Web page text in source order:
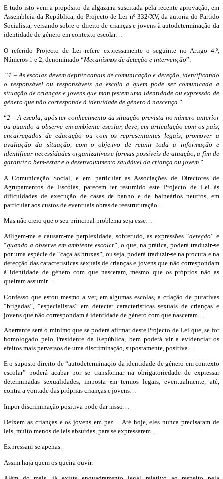
E tudo isto vem a propósito da algazarra suscitada pela recente aprovação, em
Assembleia da República, do Projecto de Lei nº 332/XV, da autoria do Partido
Socialista, versando sobre o direito de crianças e jovens à autodeterminação da
identidade de género em contexto escolar…
O referido Projecto de Lei refere expressamente o seguinte no Artigo 4.º,
Números 1 e 2, denominado “Mecanismos de deteção e intervenção”:
“1 – As escolas devem definir canais de comunicação e deteção, identificando
o responsável ou responsáveis na escola a quem pode ser comunicada a
situação de crianças e jovens que manifestem uma identidade ou expressão de
género que não corresponde à identidade de género à nascença .”
“2 – A escola, após ter conhecimento da situação prevista no número anterior
ou quando a observe em ambiente escolar, deve, em articulação com os pais,
encarregados de educação ou com os representantes legais, promover a
avaliação da situação, com o objetivo de reunir toda a informação e
identificar necessidades organizativas e formas possíveis de atuação, a fim de
garantir o bem-estar e o desenvolvimento saudável da criança ou jovem.”
A Comunicação Social, e em particular as Associações de Directores de
Agrupamentos de Escolas, parecem ter resumido este Projecto de Lei às
dificuldades de execução de casas de banho e de balneários neutros, em
particular aos custos de eventuais obras de reestruturação…
Mas não creio que o seu principal problema seja esse…
Afligem-me e causam-me perplexidade, sobretudo, as expressões “deteção” e
“quando a observe em ambiente escolar”, o que, na prática, poderá traduzir-se
por uma espécie de “caça às bruxas”, ou seja, poderá traduzir-se na procura e na
detecção das características sexuais de crianças e jovens que não correspondam
à identidade de género com que nasceram, mesmo que os próprios não as
queiram assumir…
Confesso que estou mesmo a ver, em algumas escolas, a criação de putativas
“brigadas”, “especialistas” em detectar características sexuais de crianças e
jovens que não correspondam à identidade de género com que nasceram…
Aberrante será o mínimo que se poderá afirmar deste Projecto de Lei que, se for
homologado pelo Presidente da República, bem poderá vir a evidenciar os
efeitos mais perversos de uma discriminação, supostamente, positiva…
E o suposto direito de “autodeterminação da identidade de género em contexto
escolar” poderá acabar por se transformar na obrigatoriedade de expressar
determinadas sexualidades, imposta em termos legais, eventualmente, até,
contra a vontade das próprias crianças e jovens…
Impor discriminação positiva pode dar nisso…
Deixem as crianças e os jovens em paz… Até hoje, eles nunca precisaram de
leis, muito menos de leis absurdas, para se expressarem…
Expressam-se apenas.
Assim haja quem os queira ouvir.